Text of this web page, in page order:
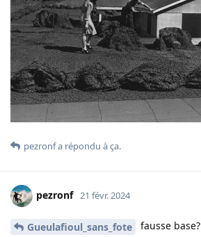
pezronfa répondu à ça.
pezronf 21 févr. 2024
Gueulafioul_sans_fote fausse base?